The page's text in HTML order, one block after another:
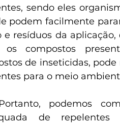
sendo eles
podem facilmente
e resíduos da
os compostos
de inseticidas,
para o meio
de